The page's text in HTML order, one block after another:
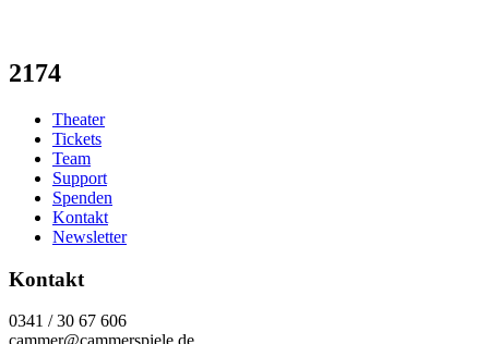
2174
Theater
Tickets
Team
Support
Spenden
Kontakt
Newsletter
Kontakt
0341 / 30 67 606